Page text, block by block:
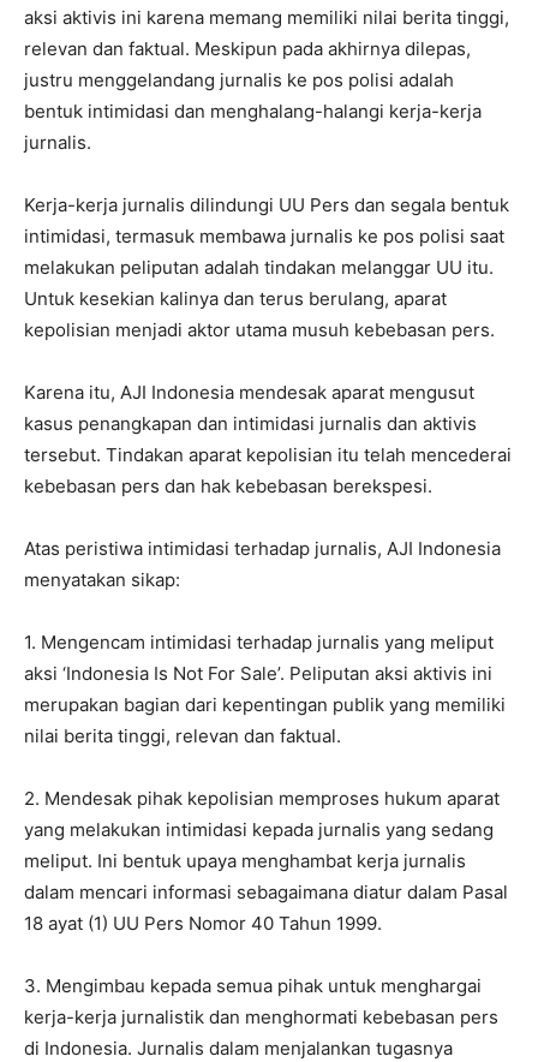
aksi aktivis ini karena memang memiliki nilai berita tinggi,
relevan dan faktual. Meskipun pada akhirnya dilepas,
justru menggelandang jurnalis ke pos polisi adalah
bentuk intimidasi dan menghalang-halangi kerja-kerja
jurnalis.
Kerja-kerja jurnalis dilindungi UU Pers dan segala bentuk
intimidasi, termasuk membawa jurnalis ke pos polisi saat
melakukan peliputan adalah tindakan melanggar UU itu.
Untuk kesekian kalinya dan terus berulang, aparat
kepolisian menjadi aktor utama musuh kebebasan pers.
Karena itu, AJI Indonesia mendesak aparat mengusut
kasus penangkapan dan intimidasi jurnalis dan aktivis
tersebut. Tindakan aparat kepolisian itu telah mencederai
kebebasan pers dan hak kebebasan berekspesi.
Atas peristiwa intimidasi terhadap jurnalis, AJI Indonesia
menyatakan sikap:
1. Mengencam intimidasi terhadap jurnalis yang meliput
aksi ‘Indonesia Is Not For Sale’. Peliputan aksi aktivis ini
merupakan bagian dari kepentingan publik yang memiliki
nilai berita tinggi, relevan dan faktual.
2. Mendesak pihak kepolisian memproses hukum aparat
yang melakukan intimidasi kepada jurnalis yang sedang
meliput. Ini bentuk upaya menghambat kerja jurnalis
dalam mencari informasi sebagaimana diatur dalam Pasal
18 ayat (1) UU Pers Nomor 40 Tahun 1999.
3. Mengimbau kepada semua pihak untuk menghargai
kerja-kerja jurnalistik dan menghormati kebebasan pers
di Indonesia. Jurnalis dalam menjalankan tugasnya